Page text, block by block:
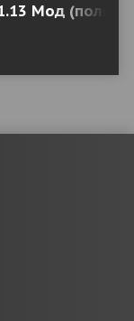
Мод (полная